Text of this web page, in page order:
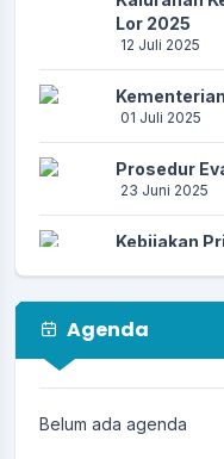
Lor 2025
12 Juli 2025
01 Juli 2025
Prosedur
23 Juni 2025
Kebijakan
23 Juni 2025
17 Juni 2025
Agenda
Belum ada agenda